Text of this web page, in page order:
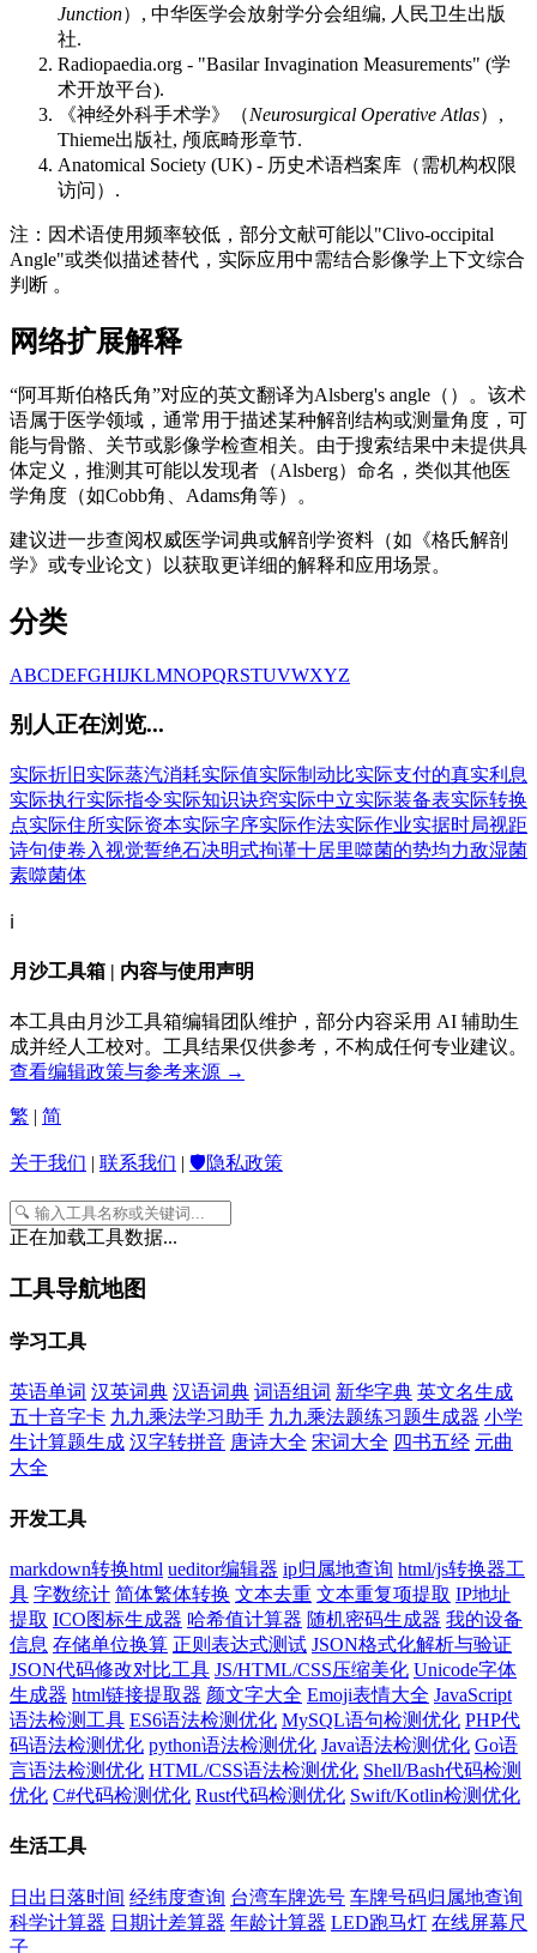
Junction）, 中华医学会放射学分会组编, 人民卫生出版
社.
Radiopaedia.org - "Basilar Invagination Measurements" (学
术开放平台).
《神经外科手术学》（Neurosurgical Operative Atlas）,
Thieme出版社, 颅底畸形章节.
Anatomical Society (UK) - 历史术语档案库（需机构权限
访问）.
注：因术语使用频率较低，部分文献可能以"Clivo-occipital
Angle"或类似描述替代，实际应用中需结合影像学上下文综合
判断 。
网络扩展解释
“阿耳斯伯格氏角”对应的英文翻译为Alsberg's angle（）。该术
语属于医学领域，通常用于描述某种解剖结构或测量角度，可
能与骨骼、关节或影像学检查相关。由于搜索结果中未提供具
体定义，推测其可能以发现者（Alsberg）命名，类似其他医
学角度（如Cobb角、Adams角等）。
建议进一步查阅权威医学词典或解剖学资料（如《格氏解剖
学》或专业论文）以获取更详细的解释和应用场景。
分类
ABCDEFGHIJKLMNOPQRSTUVWXYZ
别人正在浏览...
实际折旧 实际蒸汽消耗实际值实际制动比实际支付的真实利息
实际执行实际指令实际知识诀窍实际中立实际装备表实际转换
点实际住所实际资本实际字序实际作法实际作业实据时局视距
诗句使卷入视觉誓绝石决明式拘谨十居里噬菌的势均力敌湿菌
素噬菌体
ℹ️
月沙工具箱 | 内容与使用声明
本工具由月沙工具箱编辑团队维护，部分内容采用 AI 辅助生
成并经人工校对。工具结果仅供参考，不构成任何专业建议。
查看编辑政策与参考来源 →
繁 | 简
关于我们 | 联系我们 | 🛡️隐私政策
正在加载工具数据...
工具导航地图
学习工具
英语单词 汉英词典 汉语词典 词语组词 新华字典 英文名生成
五十音字卡 九九乘法学习助手 九九乘法题练习题生成器 小学
生计算题生成 汉字转拼音 唐诗大全 宋词大全 四书五经 元曲
大全
开发工具
markdown转换html ueditor编辑器 ip归属地查询 html/js转换器工
具 字数统计 简体繁体转换 文本去重 文本重复项提取 IP地址
提取 ICO图标生成器 哈希值计算器 随机密码生成器 我的设备
信息 存储单位换算 正则表达式测试 JSON格式化解析与验证
JSON代码修改对比工具 JS/HTML/CSS压缩美化 Unicode字体
生成器 html链接提取器 颜文字大全 Emoji表情大全 JavaScript
语法检测工具 ES6语法检测优化 MySQL语句检测优化 PHP代
码语法检测优化 python语法检测优化 Java语法检测优化 Go语
言语法检测优化 HTML/CSS语法检测优化 Shell/Bash代码检测
优化 C#代码检测优化 Rust代码检测优化 Swift/Kotlin检测优化
生活工具
日出日落时间 经纬度查询 台湾车牌选号 车牌号码归属地查询
科学计算器 日期计差算器 年龄计算器 LED跑马灯 在线屏幕尺
子